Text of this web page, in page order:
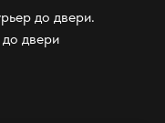
до двери.
двери